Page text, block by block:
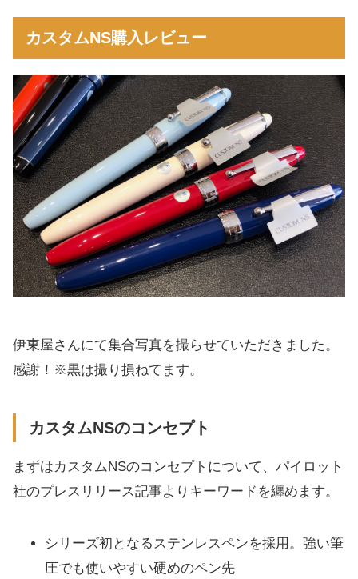
カスタムNS購入レビュー
伊東屋さんにて集合写真を撮らせていただきました。
感謝！※黒は撮り損ねてます。
カスタムNSのコンセプト
まずはカスタムNSのコンセプトについて、パイロット
社のプレスリリース記事よりキーワードを纏めます。
シリーズ初となるステンレスペンを採用。強い筆
圧でも使いやすい硬めのペン先